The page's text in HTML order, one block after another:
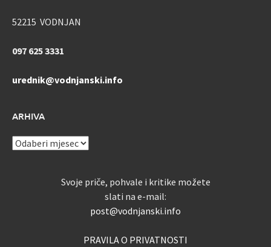
52215 VODNJAN
097 625 3331
urednik@vodnjanski.info
ARHIVA
ARHIVA
Svoje priče, pohvale i kritike možete
slati na e-mail:
post@vodnjanski.info
PRAVILA O PRIVATNOSTI